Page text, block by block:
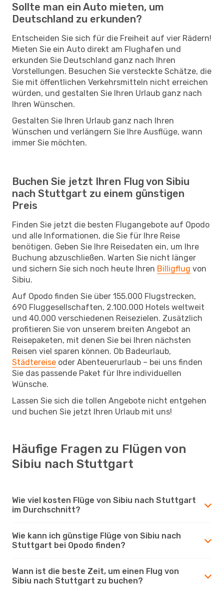
Sollte man ein Auto mieten, um
Deutschland zu erkunden?
Entscheiden Sie sich für die Freiheit auf vier Rädern!
Mieten Sie ein Auto direkt am Flughafen und
erkunden Sie Deutschland ganz nach Ihren
Vorstellungen. Besuchen Sie versteckte Schätze, die
Sie mit öffentlichen Verkehrsmitteln nicht erreichen
würden, und gestalten Sie Ihren Urlaub ganz nach
Ihren Wünschen.
Gestalten Sie Ihren Urlaub ganz nach Ihren
Wünschen und verlängern Sie Ihre Ausflüge, wann
immer Sie möchten.
Buchen Sie jetzt Ihren Flug von Sibiu
nach Stuttgart zu einem günstigen
Preis
Finden Sie jetzt die besten Flugangebote auf Opodo
und alle Informationen, die Sie für Ihre Reise
benötigen. Geben Sie Ihre Reisedaten ein, um Ihre
Buchung abzuschließen. Warten Sie nicht länger
und sichern Sie sich noch heute Ihren Billigflug von
Sibiu.
Auf Opodo finden Sie über 155.000 Flugstrecken,
690 Fluggesellschaften, 2.100.000 Hotels weltweit
und 40.000 verschiedenen Reisezielen. Zusätzlich
profitieren Sie von unserem breiten Angebot an
Reisepaketen, mit denen Sie bei Ihren nächsten
Reisen viel sparen können. Ob Badeurlaub,
Städtereise oder Abenteuerurlaub – bei uns finden
Sie das passende Paket für Ihre individuellen
Wünsche.
Lassen Sie sich die tollen Angebote nicht entgehen
und buchen Sie jetzt Ihren Urlaub mit uns!
Häufige Fragen zu Flügen von
Sibiu nach Stuttgart
Wie viel kosten Flüge von Sibiu nach Stuttgart
im Durchschnitt?
Wie kann ich günstige Flüge von Sibiu nach
Stuttgart bei Opodo finden?
Wann ist die beste Zeit, um einen Flug von
Sibiu nach Stuttgart zu buchen?